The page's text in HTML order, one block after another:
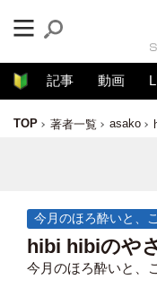
記事 動画
TOP 著者一覧 asako
今月のほろ酔いと、
hibi hibiのや
今月のほろ酔いと、